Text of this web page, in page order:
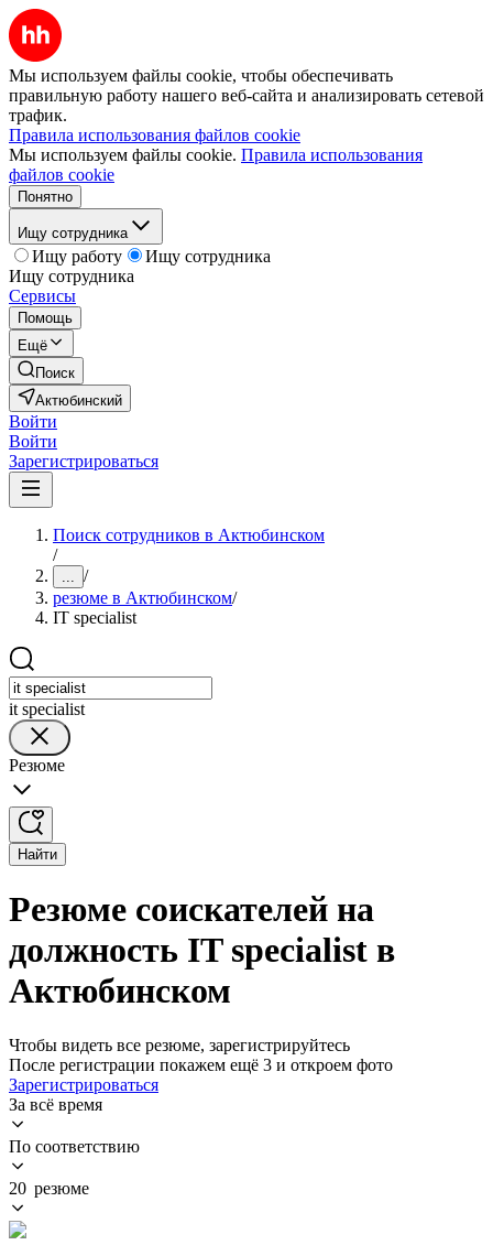
Мы используем файлы cookie, чтобы обеспечивать
правильную работу нашего веб-сайта и анализировать сетевой
трафик.
Правила использования файлов cookie
Мы используем файлы cookie. Правила использования
файлов cookie
Понятно
Ищу сотрудника
Ищу работу
Ищу сотрудника
Ищу сотрудника
Сервисы
Помощь
Ещё
Поиск
Актюбинский
Войти
Войти
Зарегистрироваться
Поиск сотрудников в Актюбинском
/
... /
резюме в Актюбинском/
IT specialist
it specialist
Резюме
Найти
Резюме соискателей на
должность IT specialist в
Актюбинском
Чтобы видеть все резюме, зарегистрируйтесь
После регистрации покажем ещё 3 и откроем фото
Зарегистрироваться
За всё время
По соответствию
20 резюме